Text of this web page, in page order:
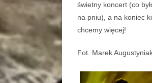
świetny koncert (co
na pniu), a na koniec
chcemy więcej!
Fot. Marek